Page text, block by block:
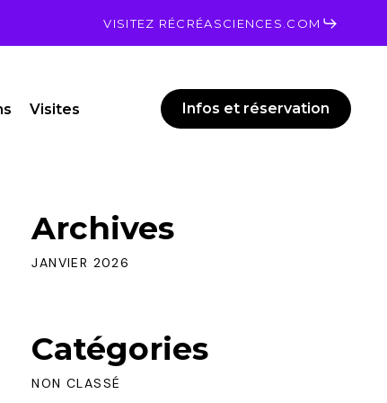
VISITEZ RÉCRÉASCIENCES.COM
Visites Infos et réservation
Archives
JANVIER 2026
Catégories
NON CLASSÉ